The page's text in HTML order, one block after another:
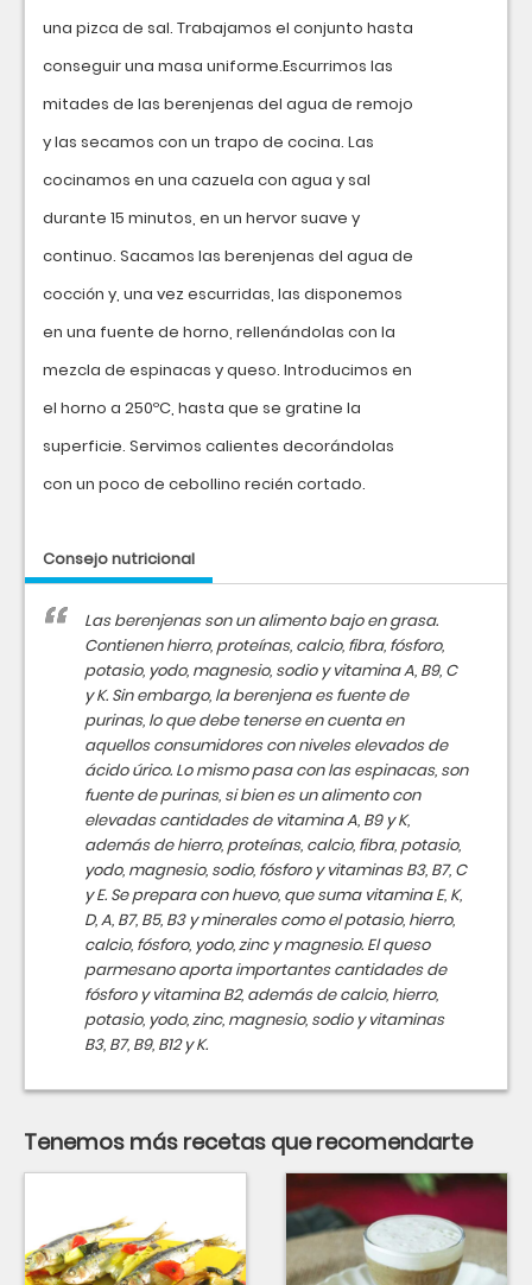
una pizca de sal. Trabajamos el conjunto hasta
conseguir una masa uniforme.Escurrimos las
mitades de las berenjenas del agua de remojo
y las secamos con un trapo de cocina. Las
cocinamos en una cazuela con agua y sal
durante 15 minutos, en un hervor suave y
continuo. Sacamos las berenjenas del agua de
cocción y, una vez escurridas, las disponemos
en una fuente de horno, rellenándolas con la
mezcla de espinacas y queso. Introducimos en
el horno a 250ºC, hasta que se gratine la
superficie. Servimos calientes decorándolas
con un poco de cebollino recién cortado.
Consejo nutricional
Las berenjenas son un alimento bajo en grasa.
Contienen hierro, proteínas, calcio, fibra, fósforo,
potasio, yodo, magnesio, sodio y vitamina A, B9, C
y K. Sin embargo, la berenjena es fuente de
purinas, lo que debe tenerse en cuenta en
aquellos consumidores con niveles elevados de
ácido úrico. Lo mismo pasa con las espinacas, son
fuente de purinas, si bien es un alimento con
elevadas cantidades de vitamina A, B9 y K,
además de hierro, proteínas, calcio, fibra, potasio,
yodo, magnesio, sodio, fósforo y vitaminas B3, B7, C
y E. Se prepara con huevo, que suma vitamina E, K,
D, A, B7, B5, B3 y minerales como el potasio, hierro,
calcio, fósforo, yodo, zinc y magnesio. El queso
parmesano aporta importantes cantidades de
fósforo y vitamina B2, además de calcio, hierro,
potasio, yodo, zinc, magnesio, sodio y vitaminas
B3, B7, B9, B12 y K.
Tenemos más recetas que recomendarte